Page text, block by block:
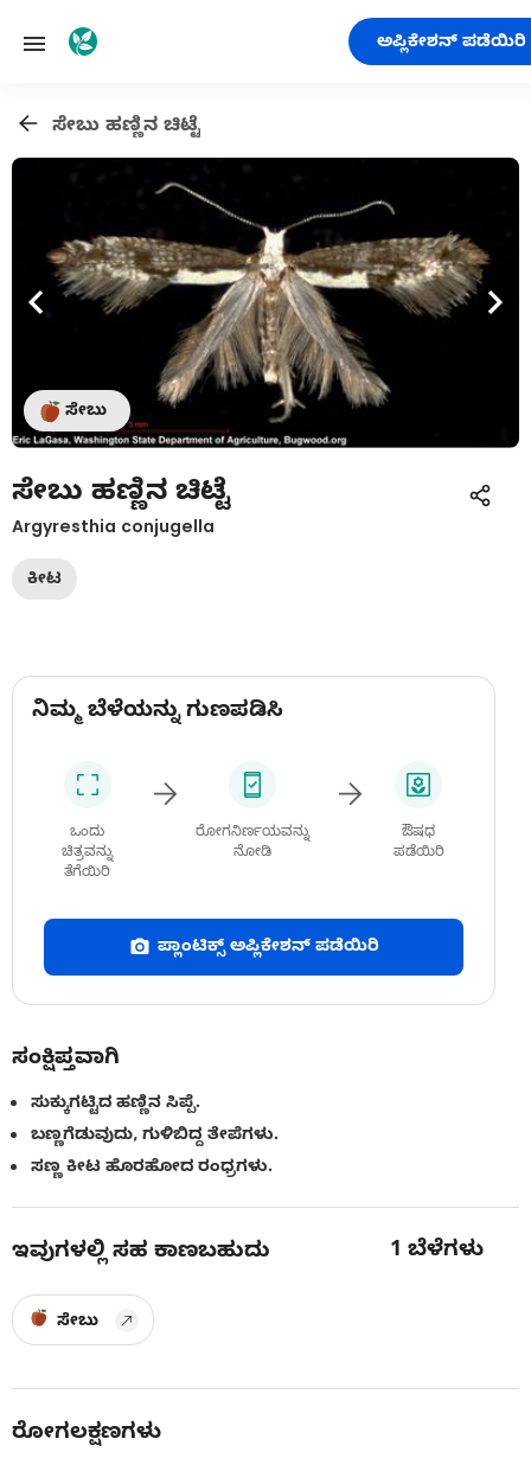
ಅಪ್ಲಿಕೇಶನ್ ಪಡೆಯಿರಿ
ಸೇಬು ಹಣ್ಣಿನ ಚಿಟ್ಟೆ
ಸೇಬು
ಸೇಬು ಹಣ್ಣಿನ ಚಿಟ್ಟೆ
Argyresthia conjugella
ಕೀಟ
ನಿಮ್ಮ ಬೆಳೆಯನ್ನು ಗುಣಪಡಿಸಿ
ಒಂದು
ಚಿತ್ರವನ್ನು
ತೆಗೆಯಿರಿ
ರೋಗನಿರ್ಣಯವನ್ನು
ನೋಡಿ
ಔಷಧ
ಪಡೆಯಿರಿ
ಪ್ಲಾಂಟಿಕ್ಸ್ ಅಪ್ಲಿಕೇಶನ್ ಪಡೆಯಿರಿ
ಸಂಕ್ಷಿಪ್ತವಾಗಿ
ಸುಕ್ಕುಗಟ್ಟಿದ ಹಣ್ಣಿನ ಸಿಪ್ಪೆ.
ಬಣ್ಣಗೆಡುವುದು, ಗುಳಿಬಿದ್ದ ತೇಪೆಗಳು.
ಸಣ್ಣ ಕೀಟ ಹೊರಹೋದ ರಂಧ್ರಗಳು.
ಇವುಗಳಲ್ಲಿ ಸಹ ಕಾಣಬಹುದು 1 ಬೆಳೆಗಳು
ಸೇಬು
ರೋಗಲಕ್ಷಣಗಳು